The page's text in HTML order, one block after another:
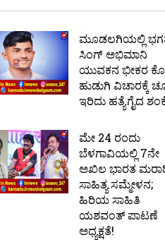
ಮೂಡಲಗಿಯಲ್ಲಿ
ಸಿಂಗ್ ಅಭಿಮಾನಿ
ಯುವಕನ ಭೀಕರ
ಹುಡುಗಿ ವಿಚಾರಕ್ಕೆ
ಇರಿದು ಹತ್ಯೆಗೈದ
ಮೇ 24 ರಂದು
ಬೆಳಗಾವಿಯಲ್ಲಿ 7ನೇ
ಅಖಿಲ ಭಾರತ
ಸಾಹಿತ್ಯ ಸಮ್ಮೇಳನ;
ಹಿರಿಯ ಸಾಹಿತಿ
ಯಶವಂತ್ ಪಾಟಣೆ
ಅಧ್ಯಕ್ಷತೆ!